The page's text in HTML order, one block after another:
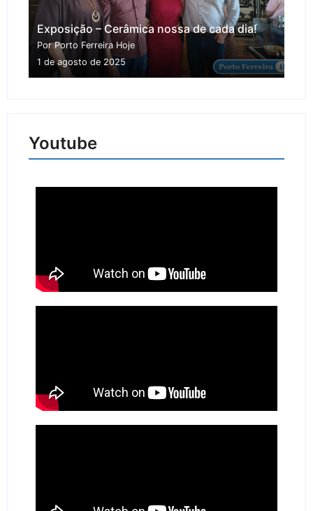
Exposição – Cerâmica nossa de cada dia!
Por Porto Ferreira Hoje
1 de agosto de 2025
Youtube